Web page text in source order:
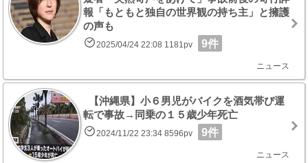
報「もともと独自の世界観の持ち主」と擁護
の声も
2025/04/24 22:08 1181pv 9件
ニュース
【沖縄県】小６男児がバイクを酒気帯び運
転で事故→同乗の１５歳少年死亡
2024/11/22 23:34 8596pv 9件
ニュース